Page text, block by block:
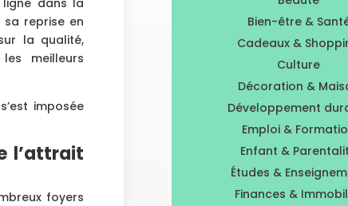
reprise en
la qualité,
meilleurs
imposée
l’attrait
foyers
Bien-être &
Cadeaux &
Culture
Décoration &
Développement
Emploi &
Enfant &
Études &
Finances &